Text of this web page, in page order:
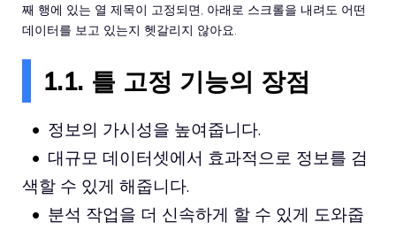
째 행에 있는 열 제목이 고정되면, 아래로 스크롤을 내려도 어떤
데이터를 보고 있는지 헷갈리지 않아요.
1.1. 틀 고정 기능의 장점
정보의 가시성을 높여줍니다.
대규모 데이터셋에서 효과적으로 정보를 검
색할 수 있게 해줍니다.
분석 작업을 더 신속하게 할 수 있게 도와줍